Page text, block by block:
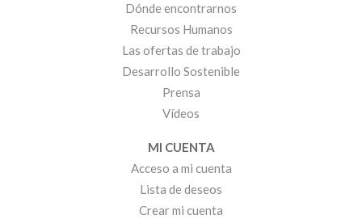
Dónde encontrarnos
Recursos Humanos
Las ofertas de trabajo
Desarrollo Sostenible
Prensa
Vídeos
MI CUENTA
Acceso a mi cuenta
Lista de deseos
Crear mi cuenta